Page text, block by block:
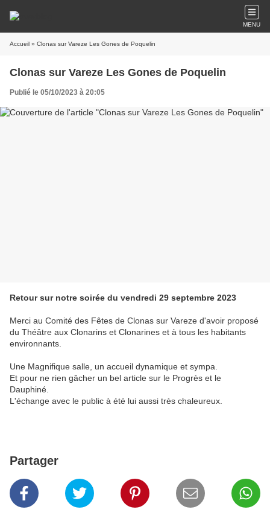
MENU
Accueil » Clonas sur Vareze Les Gones de Poquelin
Clonas sur Vareze Les Gones de Poquelin
Publié le 05/10/2023 à 20:05
Retour sur notre soirée du vendredi 29 septembre 2023
Merci au Comité des Fêtes de Clonas sur Vareze d'avoir proposé
du Théâtre aux Clonarins et Clonarines et à tous les habitants
environnants.
Une Magnifique salle, un accueil dynamique et sympa.
Et pour ne rien gâcher un bel article sur le Progrès et le
Dauphiné.
L'échange avec le public à été lui aussi très chaleureux.
Partager